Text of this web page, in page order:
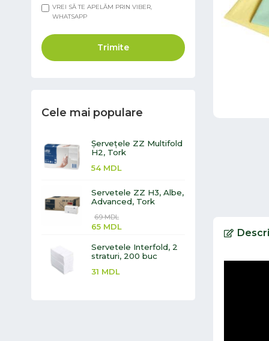
VREI SĂ TE APELĂM PRIN VIBER,
WHATSAPP
Trimite
Cele mai populare
Șervețele ZZ Multifold
H2, Tork
54 MDL
Servetele ZZ H3, Albe,
Advanced, Tork
69MDL
65 MDL
Servetele Interfold, 2
straturi, 200 buc
31 MDL